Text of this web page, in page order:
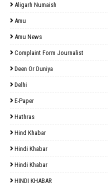
Aligarh Numaish
Amu
Amu News
Complaint Form Journalist
Deen Or Duniya
Delhi
E-Paper
Hathras
Hind Khabar
Hindi Khabar
Hindi Khabar
HINDI KHABAR